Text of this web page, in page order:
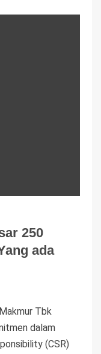
250
ada
Tbk
dalam
(CSR)